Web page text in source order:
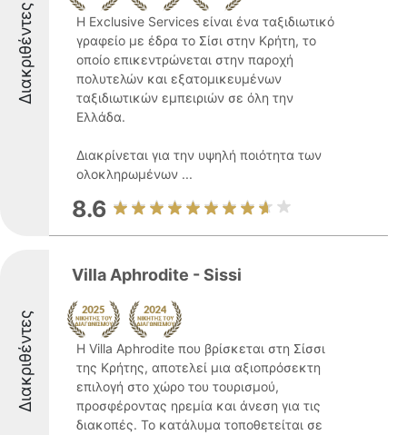
Διακριθέντες
Η Exclusive Services είναι ένα ταξιδιωτικό
γραφείο με έδρα το Σίσι στην Κρήτη, το
οποίο επικεντρώνεται στην παροχή
πολυτελών και εξατομικευμένων
ταξιδιωτικών εμπειριών σε όλη την
Ελλάδα.
Διακρίνεται για την υψηλή ποιότητα των
ολοκληρωμένων ...
8.6
Διακριθέντες
Villa Aphrodite - Sissi
Η Villa Aphrodite που βρίσκεται στη Σίσσι
της Κρήτης, αποτελεί μια αξιοπρόσεκτη
επιλογή στο χώρο του τουρισμού,
προσφέροντας ηρεμία και άνεση για τις
διακοπές. Το κατάλυμα τοποθετείται σε